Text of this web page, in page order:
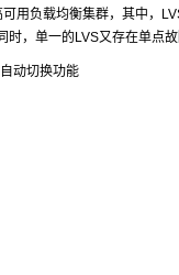
用负载均衡集群，其中，
时，单一的LVS又存在单点
动切换功能